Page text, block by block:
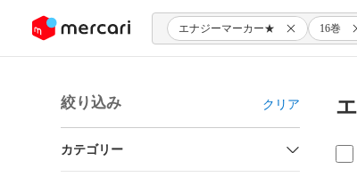
ツにスキップ エナジーマーカー★ 16巻
絞り込み クリア
カテゴリー